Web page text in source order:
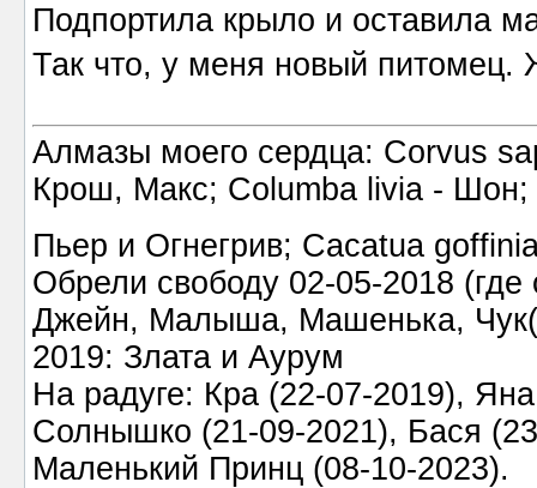
Подпортила крыло и оставила
Так что, у меня новый питомец.
Алмазы моего сердца: Corvus
Крош, Макс; Columba livia -
Пьер и Огнегрив; Cacatua
Обрели свободу 02-05-2018
Джейн, Малыша, Машенька,
2019: Злата и Аурум
На радуге: Кра (22-07-2019),
Солнышко (21-09-2021), Бася
Маленький Принц (08-10-2023).